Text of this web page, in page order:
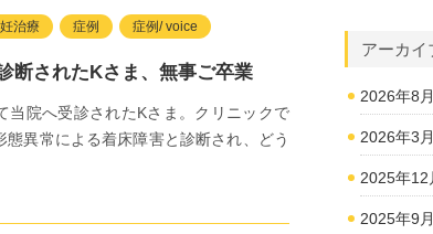
治療 症例 症例/ voice
断されたKさま、無事ご卒業
当院へ受診されたKさま。クリニックで
異常による着床障害と診断され、どう
アーカイ
2026年8月
2026年3月
2025年12
2025年9月